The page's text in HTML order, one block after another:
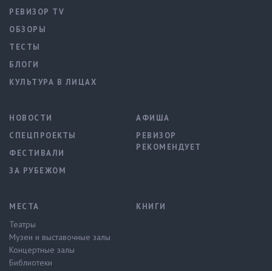
РЕВИЗОР TV
ОБЗОРЫ
ТЕСТЫ
БЛОГИ
КУЛЬТУРА В ЛИЦАХ
НОВОСТИ
СПЕЦПРОЕКТЫ
ФЕСТИВАЛИ
ЗА РУБЕЖОМ
АФИША
РЕВИЗОР
РЕКОМЕНДУЕТ
МЕСТА
Театры
Музеи и выставочные залы
Концертные залы
Библиотеки
КНИГИ